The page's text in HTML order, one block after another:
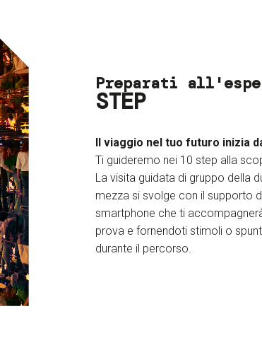
Preparati
STEP
Il viaggio nel tuo futuro inizia
Ti guideremo nei 10 step alla
La visita guidata di gruppo della
mezza si svolge con il supporto
smartphone che ti
prova e fornendoti stimoli o
durante il percorso.